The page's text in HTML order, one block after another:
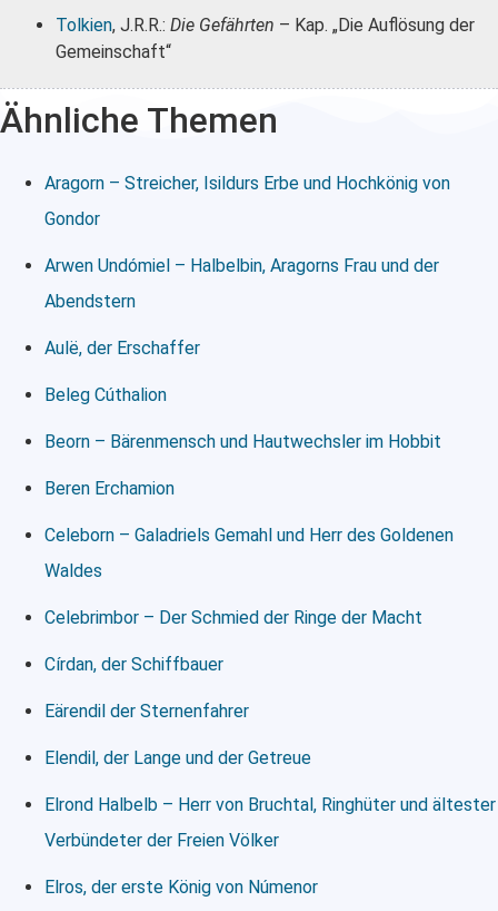
Tolkien, J.R.R.: Die Gefährten – Kap. „Die Auflösung der
Gemeinschaft“
Ähnliche Themen
Aragorn – Streicher, Isildurs Erbe und Hochkönig von
Gondor
Arwen Undómiel – Halbelbin, Aragorns Frau und der
Abendstern
Aulë, der Erschaffer
Beleg Cúthalion
Beorn – Bärenmensch und Hautwechsler im Hobbit
Beren Erchamion
Celeborn – Galadriels Gemahl und Herr des Goldenen
Waldes
Celebrimbor – Der Schmied der Ringe der Macht
Círdan, der Schiffbauer
Eärendil der Sternenfahrer
Elendil, der Lange und der Getreue
Elrond Halbelb – Herr von Bruchtal, Ringhüter und ältester
Verbündeter der Freien Völker
Elros, der erste König von Númenor